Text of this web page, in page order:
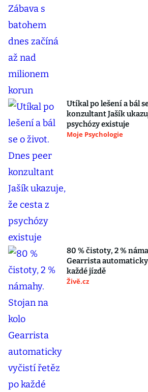
Utíkal po lešení a bál
konzultant Jašík
psychózy existuje
Moje Psychologie
80 % čistoty, 2 %
Gearrista
každé jízdě
Živě.cz